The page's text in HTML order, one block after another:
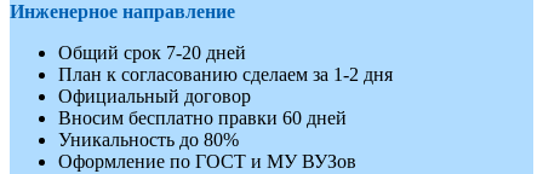
Инженерное направление
Общий срок 7-20 дней
План к согласованию сделаем за 1-2 дня
Официальный договор
Вносим бесплатно правки 60 дней
Уникальность до 80%
Оформление по ГОСТ и МУ ВУЗов